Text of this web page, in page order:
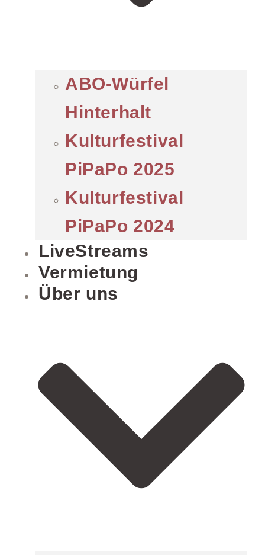
ABO-Würfel
Hinterhalt
Kulturfestival
PiPaPo 2025
Kulturfestival
PiPaPo 2024
LiveStreams
Vermietung
Über uns